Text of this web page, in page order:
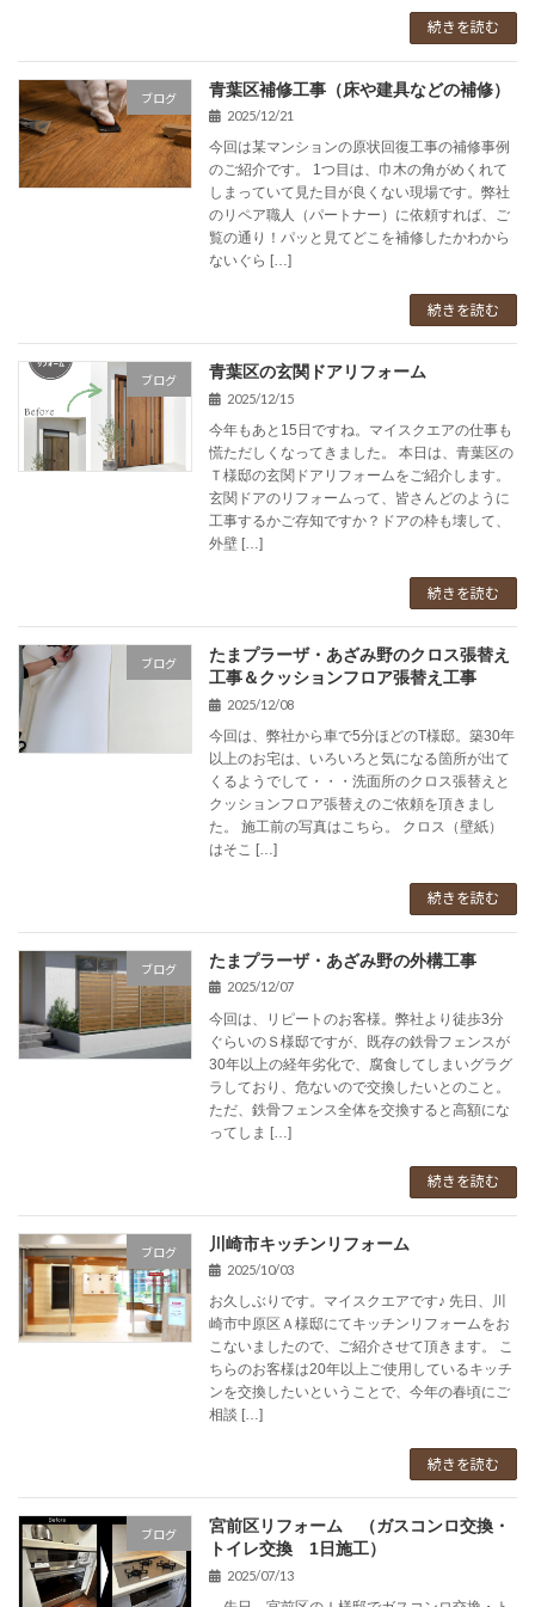
続きを読む
ブログ 青葉区補修工事（床や建具などの補修）
2025/12/21
今回は某マンションの原状回復工事の補修事例
のご紹介です。 1つ目は、巾木の角がめくれて
しまっていて見た目が良くない現場です。弊社
のリペア職人（パートナー）に依頼すれば、ご
覧の通り！パッと見てどこを補修したかわから
ないぐら […]
続きを読む
ブログ 青葉区の玄関ドアリフォーム
2025/12/15
今年もあと15日ですね。マイスクエアの仕事も
慌ただしくなってきました。 本日は、青葉区の
Ｔ様邸の玄関ドアリフォームをご紹介します。
玄関ドアのリフォームって、皆さんどのように
工事するかご存知ですか？ドアの枠も壊して、
外壁 […]
続きを読む
ブログ
たまプラーザ・あざみ野のクロス張替え
工事＆クッションフロア張替え工事
2025/12/08
今回は、弊社から車で5分ほどのT様邸。築30年
以上のお宅は、いろいろと気になる箇所が出て
くるようでして・・・洗面所のクロス張替えと
クッションフロア張替えのご依頼を頂きまし
た。 施工前の写真はこちら。 クロス（壁紙）
はそこ […]
続きを読む
ブログ たまプラーザ・あざみ野の外構工事
2025/12/07
今回は、リピートのお客様。弊社より徒歩3分
ぐらいのＳ様邸ですが、既存の鉄骨フェンスが
30年以上の経年劣化で、腐食してしまいグラグ
ラしており、危ないので交換したいとのこと。
ただ、鉄骨フェンス全体を交換すると高額にな
ってしま […]
続きを読む
ブログ 川崎市キッチンリフォーム
2025/10/03
お久しぶりです。マイスクエアです♪ 先日、川
崎市中原区Ａ様邸にてキッチンリフォームをお
こないましたので、ご紹介させて頂きます。 こ
ちらのお客様は20年以上ご使用しているキッチ
ンを交換したいということで、今年の春頃にご
相談 […]
続きを読む
ブログ
宮前区リフォーム （ガスコンロ交換・
トイレ交換 1日施工）
2025/07/13